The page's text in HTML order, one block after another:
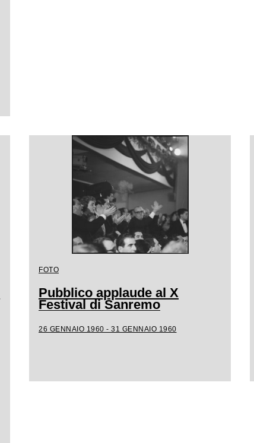
FOTO
Pubblico applaude al X
Festival di Sanremo
26 GENNAIO 1960 - 31 GENNAIO 1960